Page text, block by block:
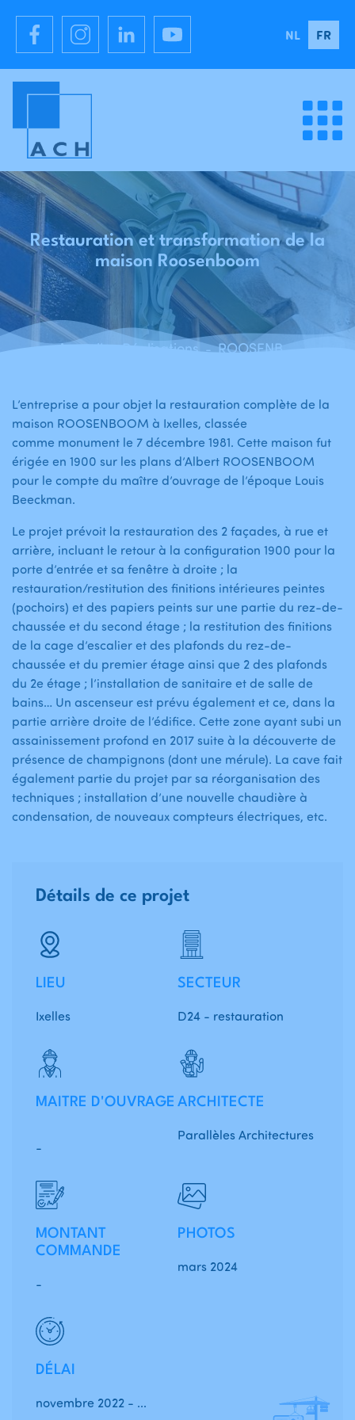
NL FR
Accueil - Réalisations - ROOSENBOOM - Restauration et transformation de la maison Roosenboom
Restauration et transformation de la
maison Roosenboom
L’entreprise a pour objet la restauration complète de la
maison ROOSENBOOM à Ixelles, classée
comme monument le 7 décembre 1981. Cette maison fut
érigée en 1900 sur les plans d’Albert ROOSENBOOM
pour le compte du maître d’ouvrage de l’époque Louis
Beeckman.
Le projet prévoit la restauration des 2 façades, à rue et
arrière, incluant le retour à la configuration 1900 pour la
porte d’entrée et sa fenêtre à droite ; la
restauration/restitution des finitions intérieures peintes
(pochoirs) et des papiers peints sur une partie du rez-de-
chaussée et du second étage ; la restitution des finitions
de la cage d’escalier et des plafonds du rez-de-
chaussée et du premier étage ainsi que 2 des plafonds
du 2e étage ; l’installation de sanitaire et de salle de
bains… Un ascenseur est prévu également et ce, dans la
partie arrière droite de l’édifice. Cette zone ayant subi un
assainissement profond en 2017 suite à la découverte de
présence de champignons (dont une mérule). La cave fait
également partie du projet par sa réorganisation des
techniques ; installation d’une nouvelle chaudière à
condensation, de nouveaux compteurs électriques, etc.
LIEU
Ixelles
SECTEUR
D24 - restauration
MAITRE D'OUVRAGE
-
ARCHITECTE
Parallèles Architectures
MONTANT
COMMANDE
-
DÉLAI
novembre 2022 - ...
PHOTOS
mars 2024
Détails de ce projet